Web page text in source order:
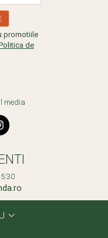
promotiile
de
media